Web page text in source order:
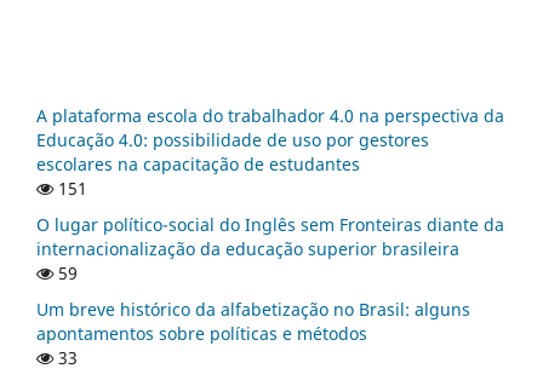
A plataforma escola do trabalhador 4.0 na perspectiva da
Educação 4.0: possibilidade de uso por gestores
escolares na capacitação de estudantes
151
O lugar político-social do Inglês sem Fronteiras diante da
internacionalização da educação superior brasileira
59
Um breve histórico da alfabetização no Brasil: alguns
apontamentos sobre políticas e métodos
33